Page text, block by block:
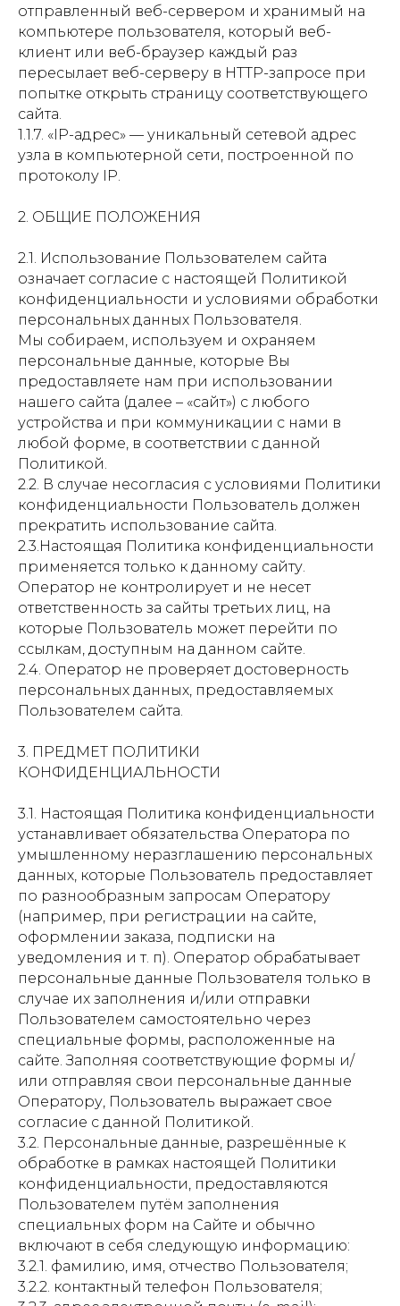
отправленный веб-сервером и хранимый на
компьютере пользователя, который веб-
клиент или веб-браузер каждый раз
пересылает веб-серверу в HTTP-запросе при
попытке открыть страницу соответствующего
сайта.
1.1.7. «IP-адрес» — уникальный сетевой адрес
узла в компьютерной сети, построенной по
протоколу IP.
2. ОБЩИЕ ПОЛОЖЕНИЯ
2.1. Использование Пользователем сайта
означает согласие с настоящей Политикой
конфиденциальности и условиями обработки
персональных данных Пользователя.
Мы собираем, используем и охраняем
персональные данные, которые Вы
предоставляете нам при использовании
нашего сайта (далее – «сайт») с любого
устройства и при коммуникации с нами в
любой форме, в соответствии с данной
Политикой.
2.2. В случае несогласия с условиями Политики
конфиденциальности Пользователь должен
прекратить использование сайта.
2.3.Настоящая Политика конфиденциальности
применяется только к данному сайту.
Оператор не контролирует и не несет
ответственность за сайты третьих лиц, на
которые Пользователь может перейти по
ссылкам, доступным на данном сайте.
2.4. Оператор не проверяет достоверность
персональных данных, предоставляемых
Пользователем сайта.
3. ПРЕДМЕТ ПОЛИТИКИ
КОНФИДЕНЦИАЛЬНОСТИ
3.1. Настоящая Политика конфиденциальности
устанавливает обязательства Оператора по
умышленному неразглашению персональных
данных, которые Пользователь предоставляет
по разнообразным запросам Оператору
(например, при регистрации на сайте,
оформлении заказа, подписки на
уведомления и т. п). Оператор обрабатывает
персональные данные Пользователя только в
случае их заполнения и/или отправки
Пользователем самостоятельно через
специальные формы, расположенные на
сайте. Заполняя соответствующие формы и/
или отправляя свои персональные данные
Оператору, Пользователь выражает свое
согласие с данной Политикой.
3.2. Персональные данные, разрешённые к
обработке в рамках настоящей Политики
конфиденциальности, предоставляются
Пользователем путём заполнения
специальных форм на Сайте и обычно
включают в себя следующую информацию:
3.2.1. фамилию, имя, отчество Пользователя;
3.2.2. контактный телефон Пользователя;